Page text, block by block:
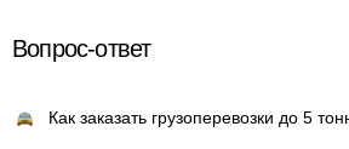
Вопрос-ответ
Как заказать грузоперевозки до 5